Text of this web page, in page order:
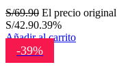
S/69.90 El precio
S/42.90.39%
Añadir al carrito
-39%